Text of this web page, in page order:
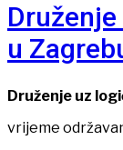
u
Druženje uz
vrijeme